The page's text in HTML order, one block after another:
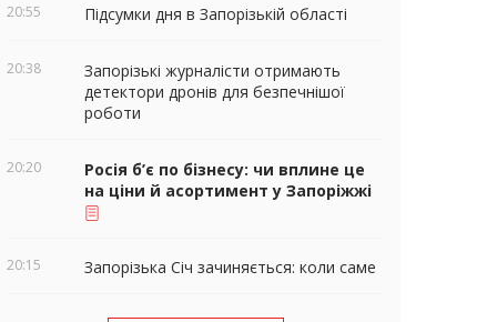
20:55 Підсумки дня в Запорізькій області
20:38
Запорізькі журналісти отримають
детектори дронів для безпечнішої
роботи
20:20
Росія б’є по бізнесу: чи вплине це
на ціни й асортимент у Запоріжжі
20:15 Запорізька Січ зачиняється: коли саме